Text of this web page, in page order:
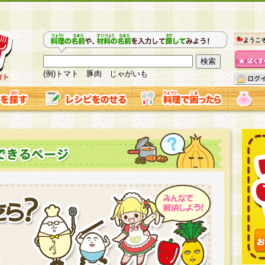
(例)トマト 豚肉 じゃがいも
ようこ